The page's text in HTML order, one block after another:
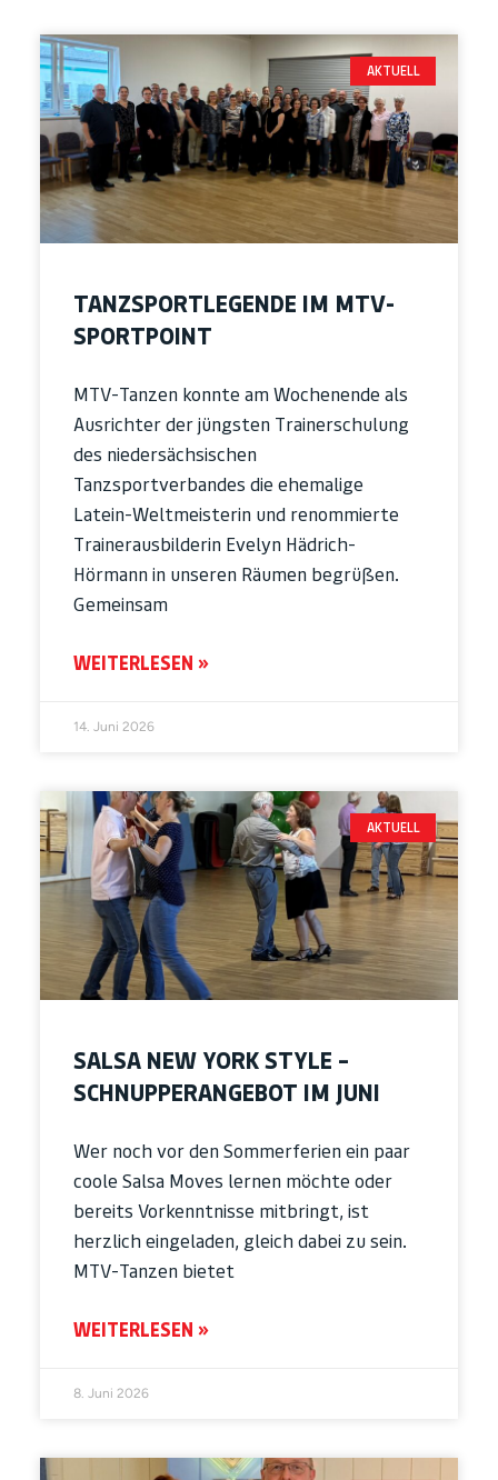
AKTUELL
TANZSPORTLEGENDE IM MTV-
SPORTPOINT
MTV-Tanzen konnte am Wochenende als
Ausrichter der jüngsten Trainerschulung
des niedersächsischen
Tanzsportverbandes die ehemalige
Latein-Weltmeisterin und renommierte
Trainerausbilderin Evelyn Hädrich-
Hörmann in unseren Räumen begrüßen.
Gemeinsam
WEITERLESEN »
14. Juni 2026
AKTUELL
SALSA NEW YORK STYLE –
SCHNUPPERANGEBOT IM JUNI
Wer noch vor den Sommerferien ein paar
coole Salsa Moves lernen möchte oder
bereits Vorkenntnisse mitbringt, ist
herzlich eingeladen, gleich dabei zu sein.
MTV-Tanzen bietet
WEITERLESEN »
8. Juni 2026